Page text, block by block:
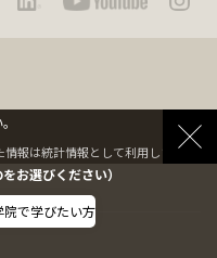
報は統計情報として利用します。
お選びください）
で学びたい方